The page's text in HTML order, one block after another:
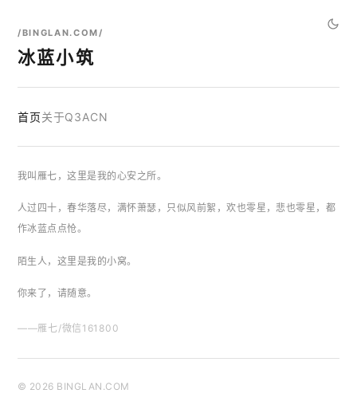
/BINGLAN.COM/
冰蓝小筑
首页关于Q3ACN
我叫雁七，这里是我的心安之所。
人过四十，春华落尽，满怀萧瑟，只似风前絮，欢也零星，悲也零星，都
作冰蓝点点怆。
陌生人，这里是我的小窝。
你来了，请随意。
——雁七/微信161800
© 2026 BINGLAN.COM